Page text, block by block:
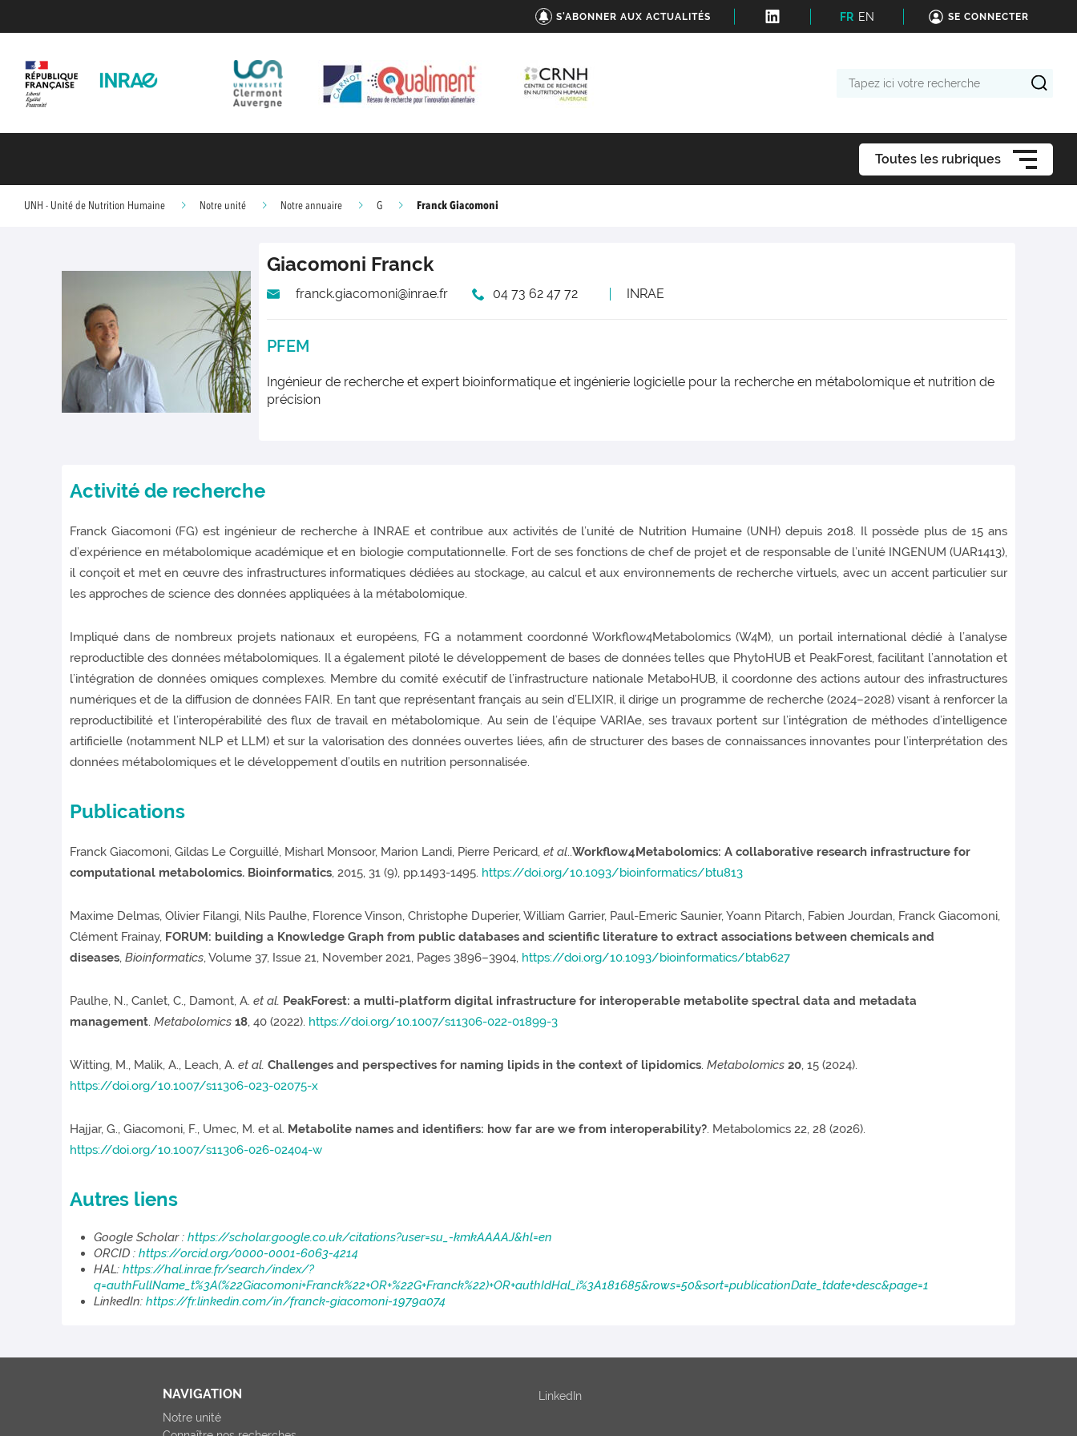
S'ABONNER AUX ACTUALITÉS FR EN SE CONNECTER
Toutes les rubriques
UNH - Unité de Nutrition Humaine Notre unité Notre annuaire G Franck Giacomoni
Giacomoni Franck
franck.giacomoni@inrae.fr 04 73 62 47 72 INRAE
PFEM
Ingénieur de recherche et expert bioinformatique et ingénierie logicielle pour la recherche en métabolomique et nutrition de
précision
Activité de recherche
Franck Giacomoni (FG) est ingénieur de recherche à INRAE et contribue aux activités de l’unité de Nutrition Humaine (UNH) depuis 2018. Il possède plus de 15 ans
d’expérience en métabolomique académique et en biologie computationnelle. Fort de ses fonctions de chef de projet et de responsable de l’unité INGENUM (UAR1413),
il conçoit et met en œuvre des infrastructures informatiques dédiées au stockage, au calcul et aux environnements de recherche virtuels, avec un accent particulier sur
les approches de science des données appliquées à la métabolomique.
Impliqué dans de nombreux projets nationaux et européens, FG a notamment coordonné Workflow4Metabolomics (W4M), un portail international dédié à l’analyse
reproductible des données métabolomiques. Il a également piloté le développement de bases de données telles que PhytoHUB et PeakForest, facilitant l’annotation et
l’intégration de données omiques complexes. Membre du comité exécutif de l’infrastructure nationale MetaboHUB, il coordonne des actions autour des infrastructures
numériques et de la diffusion de données FAIR. En tant que représentant français au sein d’ELIXIR, il dirige un programme de recherche (2024–2028) visant à renforcer la
reproductibilité et l’interopérabilité des flux de travail en métabolomique. Au sein de l’équipe VARIAe, ses travaux portent sur l’intégration de méthodes d’intelligence
artificielle (notamment NLP et LLM) et sur la valorisation des données ouvertes liées, afin de structurer des bases de connaissances innovantes pour l’interprétation des
données métabolomiques et le développement d’outils en nutrition personnalisée.
Publications
Franck Giacomoni, Gildas Le Corguillé, Misharl Monsoor, Marion Landi, Pierre Pericard, et al..Workflow4Metabolomics: A collaborative research infrastructure for
computational metabolomics. Bioinformatics, 2015, 31 (9), pp.1493-1495. https://doi.org/10.1093/bioinformatics/btu813
Maxime Delmas, Olivier Filangi, Nils Paulhe, Florence Vinson, Christophe Duperier, William Garrier, Paul-Emeric Saunier, Yoann Pitarch, Fabien Jourdan, Franck Giacomoni,
Clément Frainay, FORUM: building a Knowledge Graph from public databases and scientific literature to extract associations between chemicals and
diseases, Bioinformatics, Volume 37, Issue 21, November 2021, Pages 3896–3904, https://doi.org/10.1093/bioinformatics/btab627
Paulhe, N., Canlet, C., Damont, A. et al. PeakForest: a multi-platform digital infrastructure for interoperable metabolite spectral data and metadata
management. Metabolomics 18, 40 (2022). https://doi.org/10.1007/s11306-022-01899-3
Witting, M., Malik, A., Leach, A. et al. Challenges and perspectives for naming lipids in the context of lipidomics. Metabolomics 20, 15 (2024).
https://doi.org/10.1007/s11306-023-02075-x
Hajjar, G., Giacomoni, F., Umec, M. et al. Metabolite names and identifiers: how far are we from interoperability?. Metabolomics 22, 28 (2026).
https://doi.org/10.1007/s11306-026-02404-w
Autres liens
Google Scholar : https://scholar.google.co.uk/citations?user=su_-kmkAAAAJ&hl=en
ORCID : https://orcid.org/0000-0001-6063-4214
HAL: https://hal.inrae.fr/search/index/?
q=authFullName_t%3A(%22Giacomoni+Franck%22+OR+%22G+Franck%22)+OR+authIdHal_i%3A181685&rows=50&sort=publicationDate_tdate+desc&page=1
LinkedIn: https://fr.linkedin.com/in/franck-giacomoni-1979a074
NAVIGATION
Notre unité
LinkedIn